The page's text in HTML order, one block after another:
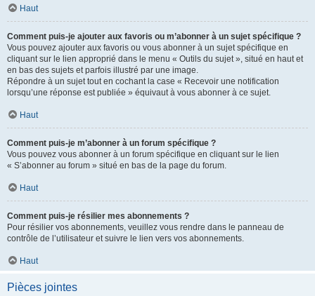
Haut
Comment puis-je ajouter aux favoris ou m’abonner à un sujet spécifique ?
Vous pouvez ajouter aux favoris ou vous abonner à un sujet spécifique en
cliquant sur le lien approprié dans le menu « Outils du sujet », situé en haut et
en bas des sujets et parfois illustré par une image.
Répondre à un sujet tout en cochant la case « Recevoir une notification
lorsqu’une réponse est publiée » équivaut à vous abonner à ce sujet.
Haut
Comment puis-je m’abonner à un forum spécifique ?
Vous pouvez vous abonner à un forum spécifique en cliquant sur le lien
« S’abonner au forum » situé en bas de la page du forum.
Haut
Comment puis-je résilier mes abonnements ?
Pour résilier vos abonnements, veuillez vous rendre dans le panneau de
contrôle de l’utilisateur et suivre le lien vers vos abonnements.
Haut
Pièces jointes